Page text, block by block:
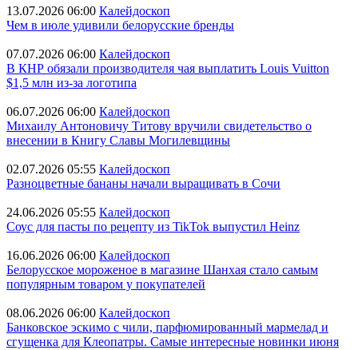
13.07.2026 06:00 Калейдоскоп
Чем в июле удивили белорусские бренды
07.07.2026 06:00 Калейдоскоп
В КНР обязали производителя чая выплатить Louis Vuitton
$1,5 млн из-за логотипа
06.07.2026 06:00 Калейдоскоп
Михаилу Антоновичу Титову вручили свидетельство о
внесении в Книгу Славы Могилевщины
02.07.2026 05:55 Калейдоскоп
Разноцветные бананы начали выращивать в Сочи
24.06.2026 05:55 Калейдоскоп
Соус для пасты по рецепту из TikTok выпустил Heinz
16.06.2026 06:00 Калейдоскоп
Белорусское мороженое в магазине Шанхая стало самым
популярным товаром у покупателей
08.06.2026 06:00 Калейдоскоп
Банковское эскимо с чили, парфюмированный мармелад и
сгущенка для Клеопатры. Самые интересные новинки июня